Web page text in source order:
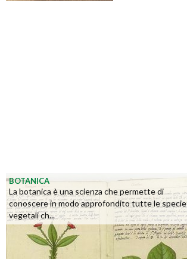
BOTANICA
La botanica è una scienza che permette di
conoscere in modo approfondito tutte le specie
vegetali ch...